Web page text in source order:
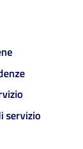
servizio